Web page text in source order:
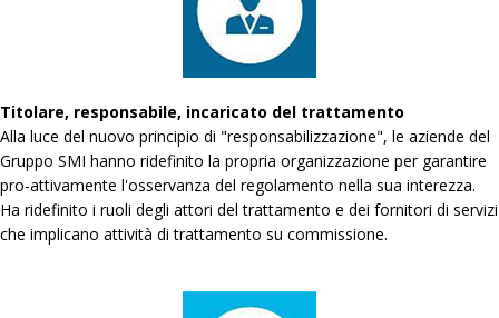
Titolare, responsabile, incaricato del trattamento
Alla luce del nuovo principio di "responsabilizzazione", le aziende del
Gruppo SMI hanno ridefinito la propria organizzazione per garantire
pro-attivamente l'osservanza del regolamento nella sua interezza.
Ha ridefinito i ruoli degli attori del trattamento e dei fornitori di servizi
che implicano attività di trattamento su commissione.